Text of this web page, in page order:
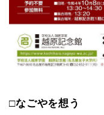
□なごやを想う